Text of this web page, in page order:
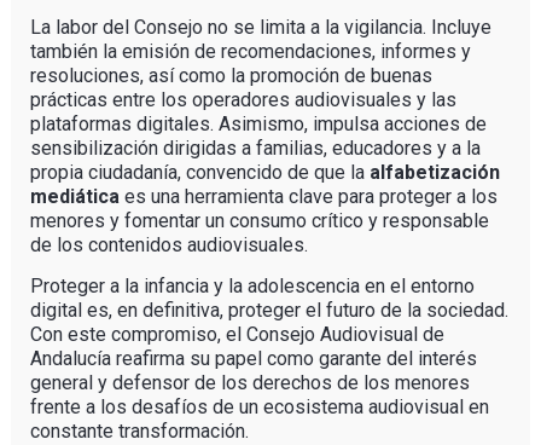
La labor del Consejo no se limita a la vigilancia. Incluye
también la emisión de recomendaciones, informes y
resoluciones, así como la promoción de buenas
prácticas entre los operadores audiovisuales y las
plataformas digitales. Asimismo, impulsa acciones de
sensibilización dirigidas a familias, educadores y a la
propia ciudadanía, convencido de que laalfabetización
mediática es una herramienta clave para proteger a los
menores y fomentar un consumo crítico y responsable
de los contenidos audiovisuales.
Proteger a la infancia y la adolescencia en el entorno
digital es, en definitiva, proteger el futuro de la sociedad.
Con este compromiso, el Consejo Audiovisual de
Andalucía reafirma su papel como garante del interés
general y defensor de los derechos de los menores
frente a los desafíos de un ecosistema audiovisual en
constante transformación.